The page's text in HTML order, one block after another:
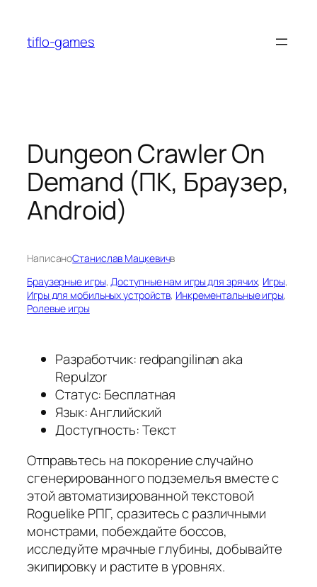
содержимому
tiflo-games
Dungeon Crawler On
Demand (ПК, Браузер,
Android)
НаписаноСтанислав Мацкевичв
Браузерные игры, Доступные нам игры для зрячих, Игры
Игры для мобильных устройств, Инкрементальные игры
Ролевые игры
Разработчик: redpangilinan aka
Repulzor
Статус: Бесплатная
Язык: Английский
Доступность: Текст
Отправьтесь на покорение случайно
сгенерированного подземелья вместе с
этой автоматизированной текстовой
Roguelike РПГ, сразитесь с различными
монстрами, побеждайте боссов,
исследуйте мрачные глубины, добывайте
экипировку и растите в уровнях.